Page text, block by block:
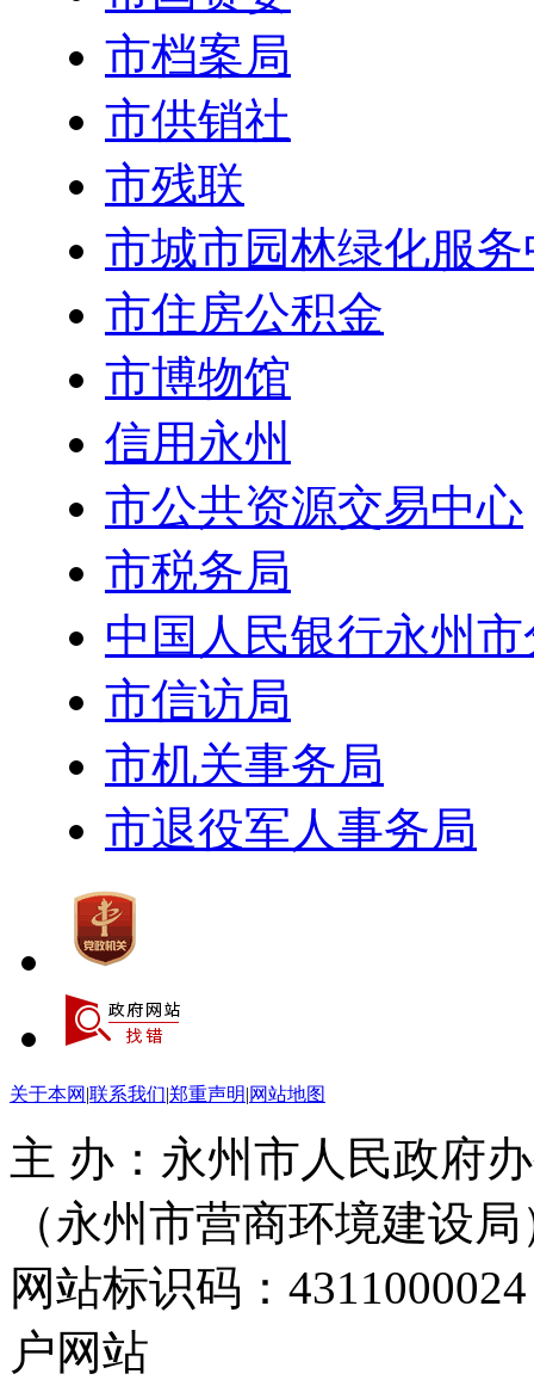
市档案局
市供销社
市残联
市城市园林绿化服
市住房公积金
市博物馆
信用永州
市公共资源交易中心
市税务局
中国人民银行永州
市信访局
市机关事务局
市退役军人事务局
关于本网 |联系我们|郑重声明|网站地图
主 办：永州市人民政府
（永州市营商环境建设局
网站标识码：
户网站